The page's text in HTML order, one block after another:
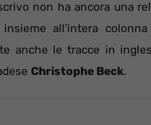
non ha ancora una
insieme all’intera
anche le tracce in
Christophe Beck.